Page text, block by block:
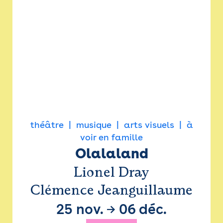
théâtre musique arts visuels
à
voir en famille
Olalaland
Lionel Dray
Clémence Jeanguillaume
25 nov. → 06 déc.